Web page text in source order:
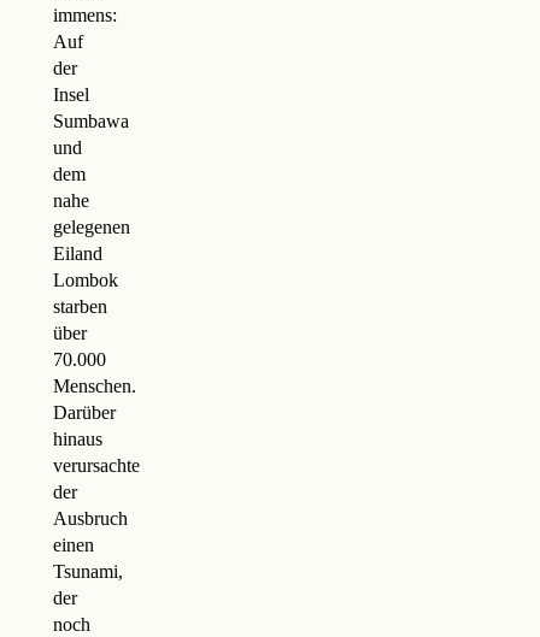
immens:
Auf
der
Insel
Sumbawa
und
dem
nahe
gelegenen
Eiland
Lombok
starben
über
70.000
Menschen.
Darüber
hinaus
verursachte
der
Ausbruch
einen
Tsunami,
der
noch